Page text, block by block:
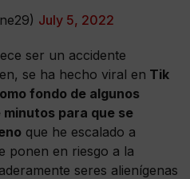
July 5, 2022
ser un accidente
se ha hecho viral en Tik
fondo de algunos
para que se
que he escalado a
ponen en riesgo a la
seres alienígenas